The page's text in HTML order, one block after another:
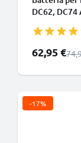
DC62,
compatibile
Prezzo
62,95 €
-17%